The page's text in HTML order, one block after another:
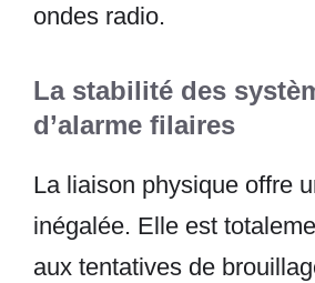
ondes radio.
La stabilité des
d’alarme filaires
La liaison physique offre
inégalée. Elle est
aux tentatives de